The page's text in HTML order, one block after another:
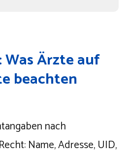
Was Ärzte auf
beachten
nach
Name, Adresse, UID,